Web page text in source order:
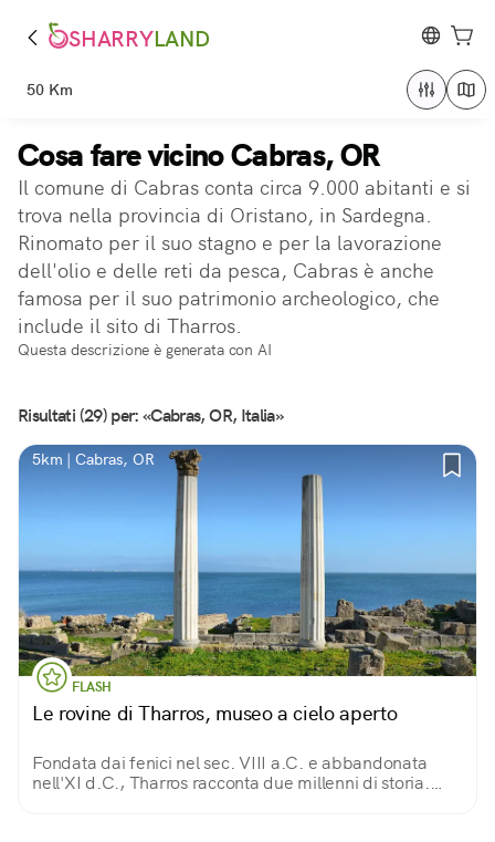
SHARRYLAND
50 Km
Cosa fare vicino Cabras, OR
Il comune di Cabras conta circa 9.000 abitanti e si
trova nella provincia di Oristano, in Sardegna.
Rinomato per il suo stagno e per la lavorazione
dell'olio e delle reti da pesca, Cabras è anche
famosa per il suo patrimonio archeologico, che
include il sito di Tharros.
Questa descrizione è generata con AI
Risultati (29) per: «Cabras, OR, Italia»
5km | Cabras, OR
FLASH
Le rovine di Tharros, museo a cielo aperto
Fondata dai fenici nel sec. VIII a.C. e abbandonata
nell'XI d.C., Tharros racconta due millenni di storia.